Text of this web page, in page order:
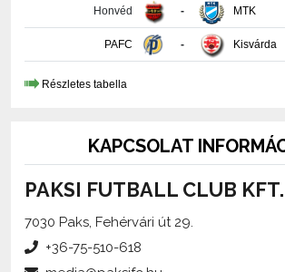
PAFC Kisvárda
Részletes tabella
PAKSI FUTBALL CLUB KFT.
7030 Paks, Fehérvári út 29.